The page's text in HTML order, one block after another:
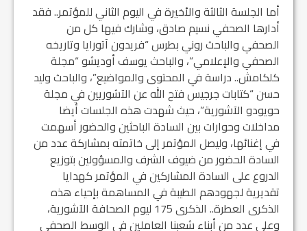
أما الجلسة الثالثة والأخيرة في اليوم الثاني للمؤتمر.. فقد
أدارها الصحفي نسيم صادق، وشارك فيها كل من
الصحفي والباحث روني بطرس “فريدون آتورايا وتاريخه
الصحفي والإعلامي”، والباحث يوسف أوديشو “مجلة
كلكامش.. دراسة في المحتوى والمواضيع”، والباحث وليد
حسن “كتابات جرجيس فتح الله عن الآشوريين في مجلة
حويودو الآشورية”، حيث شهدت هذه الجلسات أيضا
مداخلات وحوارات بين السادة الباحثين والحضور أسهمت
في إغنائها، وليصل المؤتمر إلى خاتمته بمشاركة عدد من
السادة الحضور من ضيوف الشرف والمسؤولين بتوزيع
الدروع على السادة المشاركين في المؤتمر كهدايا
تقديرية لجهودهم الطيبة في المساهمة بإحياء هذه
الذكرى العطرة.. الذكرى 175 ليوم الصحافة الآشورية،
وعلى عدد من أبناء شعبنا العاملين في الوسط الصحفي